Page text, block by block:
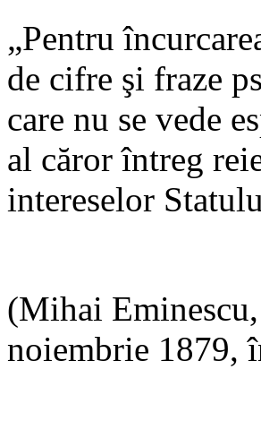
„Pentru
de cifre şi fraze
care nu se vede
al căror întreg
intereselor
(Mihai
noiembrie 1879,